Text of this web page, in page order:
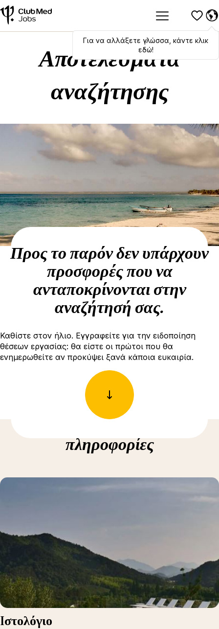
Hola,bonjour ,ciao! To switch
languages, click here!
Για να αλλάξετε γλώσσα, κάντε κλικ
εδώ!
Αποτελέσματα
αναζήτησης
Προς το παρόν δεν υπάρχουν
προσφορές που να
ανταποκρίνονται στην
αναζήτησή σας.
Καθίστε στον ήλιο. Εγγραφείτε για την ειδοποίηση
θέσεων εργασίας: θα είστε οι πρώτοι που θα
ενημερωθείτε αν προκύψει ξανά κάποια ευκαιρία.
πληροφορίες
Iστολόγιο